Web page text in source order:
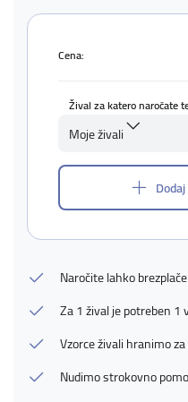
Cena:
Žival za katero naročate
Moje živali
Naročite lahko
Za 1 žival je potreben 1
Vzorce živali hranimo
Nudimo strokovno